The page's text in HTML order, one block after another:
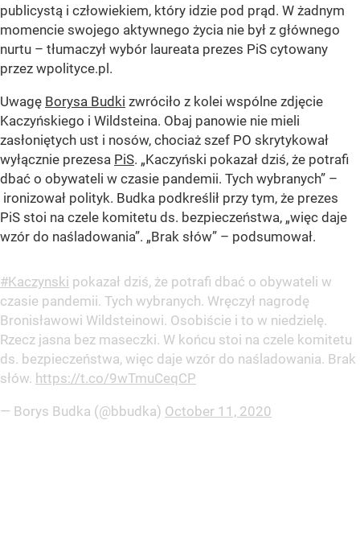
publicystą i człowiekiem, który idzie pod prąd. W żadnym
momencie swojego aktywnego życia nie był z głównego
nurtu – tłumaczył wybór laureata prezes PiS cytowany
przez wpolityce.pl.
Uwagę Borysa Budki zwróciło z kolei wspólne zdjęcie
Kaczyńskiego i Wildsteina. Obaj panowie nie mieli
zasłoniętych ust i nosów, chociaż szef PO skrytykował
wyłącznie prezesa PiS. „Kaczyński pokazał dziś, że potrafi
dbać o obywateli w czasie pandemii. Tych wybranych” –
ironizował polityk. Budka podkreślił przy tym, że prezes
PiS stoi na czele komitetu ds. bezpieczeństwa, „więc daje
wzór do naśladowania”. „Brak słów” – podsumował.
#Kaczynski pokazał dziś, że potrafi dbać o obywateli w
czasie pandemii. Tych wybranych. Wręczył nagrodę
Bronisławowi Wildsteinowi. Osobiście i to w niedzielę.
Rzecz jasna bez maseczki. W końcu stoi na czele komitetu
ds. bezpieczeństwa, więc daje wzór do naśladowania. Brak
słów. https://t.co/9wTmuCeqCP
— Borys Budka (@bbudka) October 11, 2020